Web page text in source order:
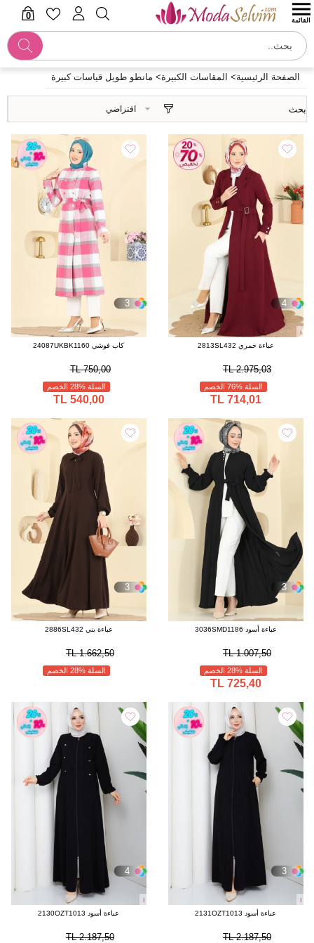
0 القائمة
الصفحة الرئيسية> المقاسات الكبيرة> مانطو طويل قياسات كبيرة
بحث
4
عباءة خمري 2813SL432
2.975,03 TL
السلة %76 الخصم
714,01 TL
3
كاب فوشي 24087UKBK1160
750,00 TL
السلة %28 الخصم
540,00 TL
3
عباءة أسود 3036SMD1186
1.007,50 TL
السلة %28 الخصم
725,40 TL
3
عباءة بني 2886SL432
1.662,50 TL
السلة %28 الخصم
3
عباءة أسود 2131OZT1013
2.187,50 TL
4
عباءة أسود 2130OZT1013
2.187,50 TL